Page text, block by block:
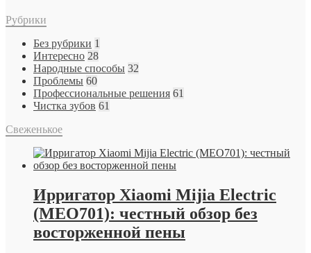
Рубрики
Без рубрики 1
Интересно 28
Народные способы 32
Проблемы 60
Профессиональные решения 61
Чистка зубов 61
Свеженькое
Ирригатор Xiaomi Mijia Electric
(MEO701): честный обзор без
восторженной пены